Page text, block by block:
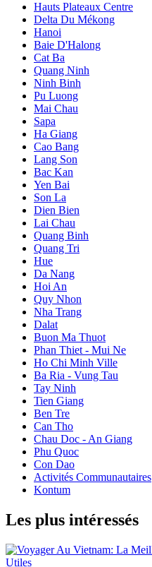
Hauts Plateaux Centre
Delta Du Mékong
Hanoi
Baie D'Halong
Cat Ba
Quang Ninh
Ninh Binh
Pu Luong
Mai Chau
Sapa
Ha Giang
Cao Bang
Lang Son
Bac Kan
Yen Bai
Son La
Dien Bien
Lai Chau
Quang Binh
Quang Tri
Hue
Da Nang
Hoi An
Quy Nhon
Nha Trang
Dalat
Buon Ma Thuot
Phan Thiet - Mui Ne
Ho Chi Minh Ville
Ba Ria - Vung Tau
Tay Ninh
Tien Giang
Ben Tre
Can Tho
Chau Doc - An Giang
Phu Quoc
Con Dao
Activités Communautaires
Kontum
Les plus intéressés